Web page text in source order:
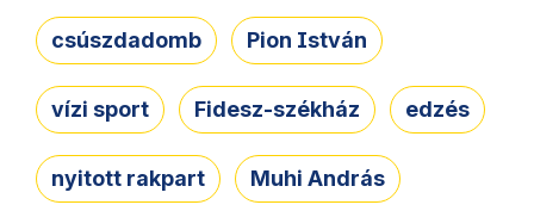
csúszdadomb Pion István
vízi sport Fidesz-székház edzés
nyitott rakpart Muhi András